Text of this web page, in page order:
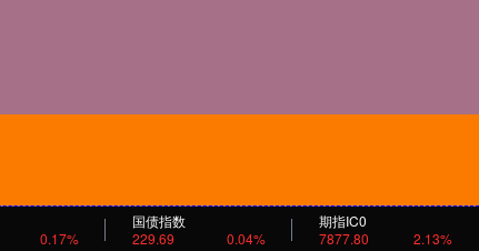
0.17%
国债指数
229.69
0.04%
期指IC0
7877.80
2.13%